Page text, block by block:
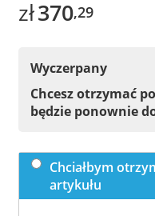
zł370,29
Wyczerpany
Chcesz otrzymać
będzie ponownie
Chciałbym
artykułu